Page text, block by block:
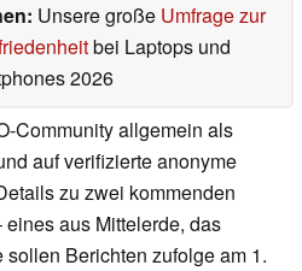
Unsere große Umfrage zur
bei Laptops und
2026
Community allgemein als
auf verifizierte anonyme
zu zwei kommenden
aus Mittelerde, das
Berichten zufolge am 1.